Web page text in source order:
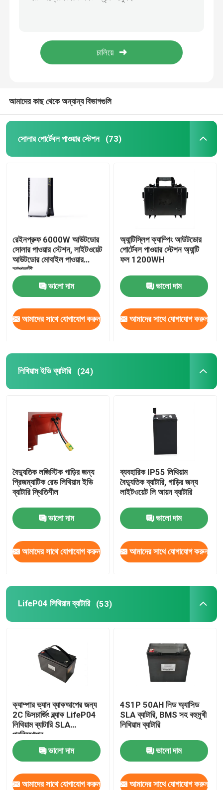
LifeP04 লিথিয়াম ব্যাটারি
লিথিয়াম ইলেকট্রিক বাইকের ব্যাটারি
হাইব্রিড সোলার ইনভার্টার
লিথিয়াম আয়ন ব্যাটারি
18650 লিথিয়াম ব্যাটারি
OEM সোলার এনার্জি স্টোরেজ লিথিয়াম ব্যাটারি পোর্টেবল বহুমুখী
আমাদের কাছ থেকে অন্যান্য বিভাগগুলি
সোলার পোর্টেবল পাওয়ার স্টেশন (73)
রেইনপ্রুফ 6000W আউটডোর
সোলার পাওয়ার স্টেশন, লাইটওয়েট
আউটডোর মোবাইল পাওয়ার
সাপ্লাই
ভালো দাম
আমাদের সাথে যোগাযোগ করুন
অ্যান্টিস্লিপ ক্যাম্পিং আউটডোর
পোর্টেবল পাওয়ার স্টেশন অ্যান্টি
ফল 1200WH
ভালো দাম
আমাদের সাথে যোগাযোগ করুন
লিথিয়াম ইভি ব্যাটারি (24)
বৈদ্যুতিক লজিস্টিক গাড়ির জন্য
প্রিজম্যাটিক রেড লিথিয়াম ইভি
ব্যাটারি স্থিতিশীল
ভালো দাম
আমাদের সাথে যোগাযোগ করুন
ব্যবহারিক IP55 লিথিয়াম
বৈদ্যুতিক ব্যাটারি, গাড়ির জন্য
লাইটওয়েট লি আয়ন ব্যাটারি
ভালো দাম
আমাদের সাথে যোগাযোগ করুন
LifeP04 লিথিয়াম ব্যাটারি (53)
ক্যাম্পার ভ্যান ব্যাকআপের জন্য
2C ডিসচার্জিং ব্ল্যাক LifeP04
লিথিয়াম ব্যাটারি SLA
প্রতিস্থাপন
ভালো দাম
আমাদের সাথে যোগাযোগ করুন
4S1P 50AH লিড অ্যাসিড
SLA ব্যাটারি, BMS সহ বহুমুখী
লিথিয়াম ব্যাটারি
ভালো দাম
আমাদের সাথে যোগাযোগ করুন